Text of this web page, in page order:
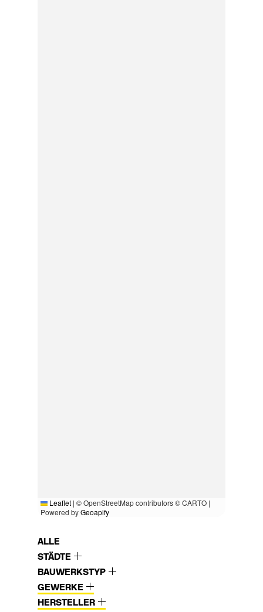
Leaflet | © OpenStreetMap contributors © CARTO |
Powered byGeoapify
ALLE
STÄDTE
BAUWERKSTYP
GEWERKE
HERSTELLER